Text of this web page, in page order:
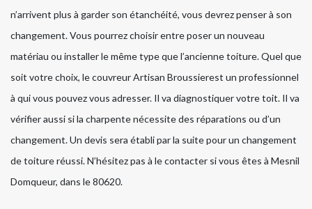
n’arrivent plus à garder son étanchéité, vous devrez penser à son
changement. Vous pourrez choisir entre poser un nouveau
matériau ou installer le même type que l’ancienne toiture. Quel que
soit votre choix, le couvreur Artisan Broussierest un professionnel
à qui vous pouvez vous adresser. Il va diagnostiquer votre toit. Il va
vérifier aussi si la charpente nécessite des réparations ou d’un
changement. Un devis sera établi par la suite pour un changement
de toiture réussi. N’hésitez pas à le contacter si vous êtes à Mesnil
Domqueur, dans le 80620.